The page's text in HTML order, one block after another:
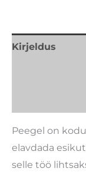
Kirjeldus
Peegel on
elavdada
selle töö